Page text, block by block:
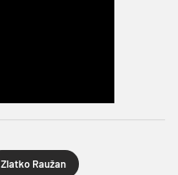
Zlatko Raužan